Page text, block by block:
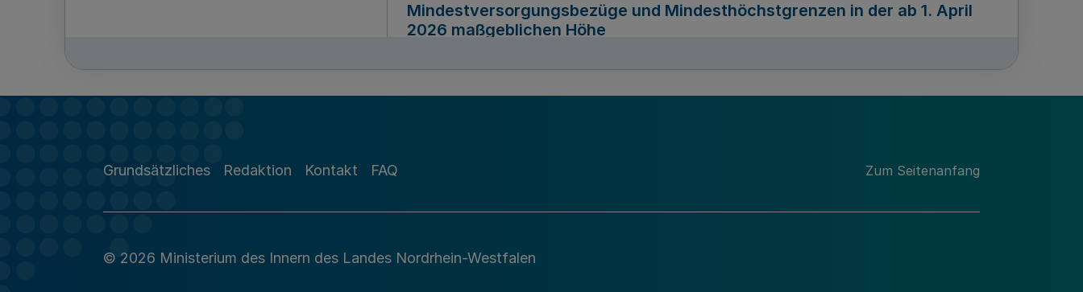
Mindestversorgungsbezüge und Mindesthöchstgrenzen in der ab 1. April
2026 maßgeblichen Höhe
Richtlinie zur Durchführung des Förderprogramms „Mittelstand Innovativ &
Grundsätzliches Redaktion Kontakt FAQ Zum Seitenanfang
© 2026 Ministerium des Innern des Landes Nordrhein-Westfalen